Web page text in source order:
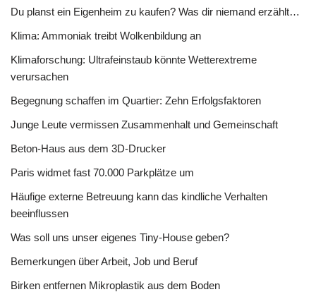
Du planst ein Eigenheim zu kaufen? Was dir niemand erzählt…
Klima: Ammoniak treibt Wolkenbildung an
Klimaforschung: Ultrafeinstaub könnte Wetterextreme
verursachen
Begegnung schaffen im Quartier: Zehn Erfolgsfaktoren
Junge Leute vermissen Zusammenhalt und Gemeinschaft
Beton-Haus aus dem 3D-Drucker
Paris widmet fast 70.000 Parkplätze um
Häufige externe Betreuung kann das kindliche Verhalten
beeinflussen
Was soll uns unser eigenes Tiny-House geben?
Bemerkungen über Arbeit, Job und Beruf
Birken entfernen Mikroplastik aus dem Boden